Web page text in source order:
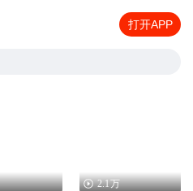
打开APP
2.1万